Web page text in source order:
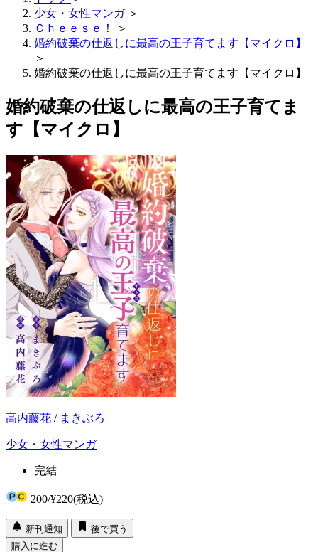
少女・女性マンガ ＞
Ｃｈｅｅｓｅ！
＞
婚約破棄の仕返しに最高の王子育てます【マイクロ】
＞
婚約破棄の仕返しに最高の王子育てます【マイクロ】
婚約破棄の仕返しに最高の王子育てま
す【マイクロ】
高内藤花 / まきぶろ
少女・女性マンガ
完結
200/¥220(税込)
新刊通知
後で買う
購入に進む